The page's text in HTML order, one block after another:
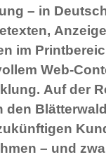
– in
im
Web-
Auf der
den
– und